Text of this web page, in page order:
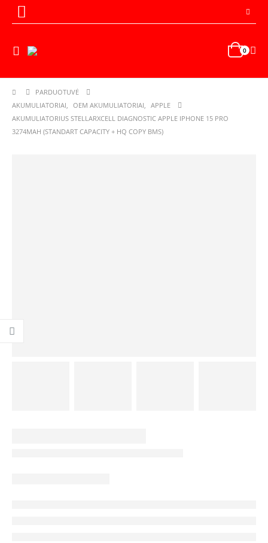
0
PARDUOTUVĖ
AKUMULIATORIAI, OEM AKUMULIATORIAI, APPLE
AKUMULIATORIUS STELLARXCELL DIAGNOSTIC APPLE IPHONE 15 PRO
3274MAH (STANDART CAPACITY + HQ COPY BMS)